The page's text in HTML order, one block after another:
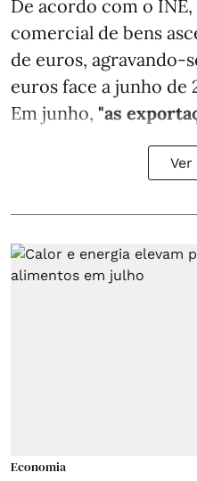
De acordo com o
comercial de bens
de euros, agravando-
euros face a junho de
Em junho, "as
Ver
Economia